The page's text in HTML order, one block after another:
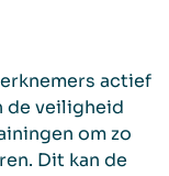
actief
de veiligheid
om zo
Dit kan de